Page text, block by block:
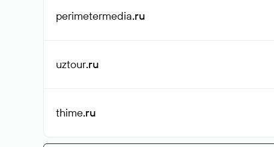
perimetermedia.ru
uztour.ru
thime.ru